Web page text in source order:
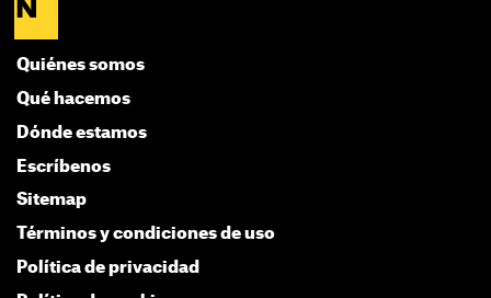
Quiénes somos
Qué hacemos
Dónde estamos
Escríbenos
Sitemap
Términos y condiciones de uso
Política de privacidad